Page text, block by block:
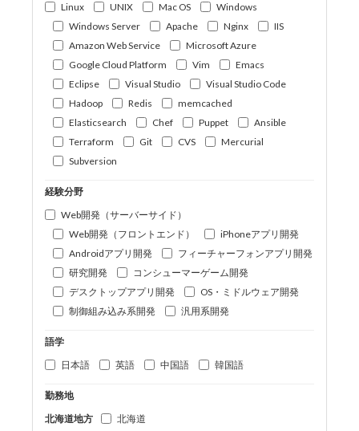
Linux
UNIX Mac OS
Windows
Windows Server
Apache Nginx
IIS
Amazon Web Service
Microsoft Azure
Google Cloud Platform
Vim
Emacs
Eclipse
Visual Studio
Visual Studio Code
Hadoop
Redis
memcached
Elasticsearch
Chef Puppet
Ansible
Terraform
Git CVS
Mercurial
Subversion
経験分野
Web開発（サーバーサイド）
Web開発（フロントエンド）
iPhoneアプリ開発
Androidアプリ開発
フィーチャーフォンアプリ開発
研究開発
コンシューマーゲーム開発
デスクトップアプリ開発
OS・ミドルウェア開発
制御組み込み系開発
汎用系開発
語学
日本語
英語 中国語 韓国語
勤務地
北海道地方
北海道